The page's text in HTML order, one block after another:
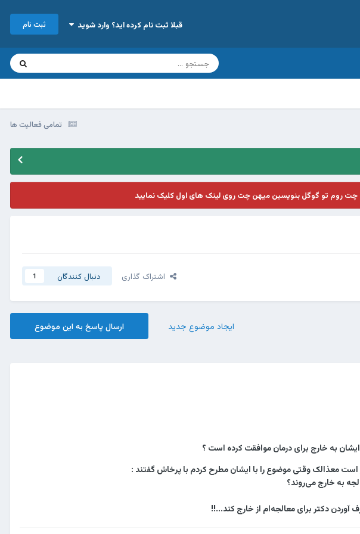
قبلا ثبت نام کرده اید؟ وارد شوید ثبت نام
تمامی فعالیت ها
روم تو گوگل بنویسین میهن چت روی لینک های اول کلیک نمایید
اشتراک گذاری دنبال کنندگان 1
ارسال پاسخ به این موضوع ایجاد موضوع جدید
به خارج برای درمان موافقت کرده است ؟
معذالک وقتی موضوع را با ایشان مطرح کردم با پرخاش گفتند :
به خارج می‌روند؟
دکتر برای معالجه‌ام از خارج کند...!!